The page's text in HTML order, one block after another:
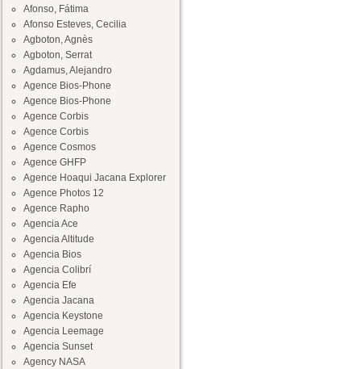
Afonso, Fátima
Afonso Esteves, Cecilia
Agboton, Agnès
Agboton, Serrat
Agdamus, Alejandro
Agence Bios-Phone
Agence Bios-Phone
Agence Corbis
Agence Corbis
Agence Cosmos
Agence GHFP
Agence Hoaqui Jacana Explorer
Agence Photos 12
Agence Rapho
Agencia Ace
Agencia Altitude
Agencia Bios
Agencia Colibrí
Agencia Efe
Agencia Jacana
Agencia Keystone
Agencia Leemage
Agencia Sunset
Agency NASA